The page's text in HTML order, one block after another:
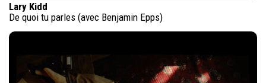
Lary Kidd
De quoi tu parles (avec Benjamin Epps)